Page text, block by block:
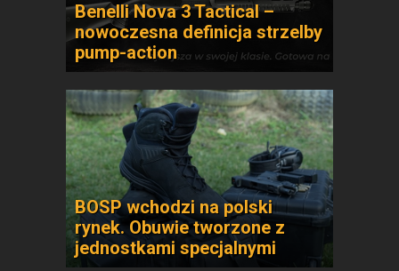
Benelli Nova 3 Tactical –
nowoczesna definicja strzelby
pump-action
BOSP wchodzi na polski
rynek. Obuwie tworzone z
jednostkami specjalnymi